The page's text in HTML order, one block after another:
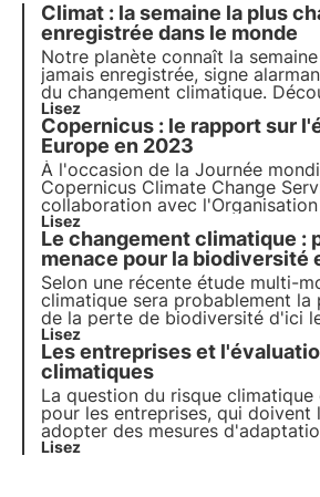
Climat : la semaine la plus
enregistrée dans le monde
Notre planète connaît la
jamais enregistrée, signe
du changement climatique.
les conséquences pour la
mesures nous devons prendre
face au changement climatique.
Lisez
Copernicus : le rapport sur
Europe en 2023
À l'occasion de la Journée
Copernicus Climate Change
collaboration avec
mondiale (OMM), a publié le
State of the Climate 2023
Découvrez les détails dans cet
Lisez
Le changement climatique :
menace pour la biodiversité
Selon une récente étude multi-
climatique sera probablement la
de la perte de biodiversité d'ici
siècle. En savoir plus sur les
biodiversité.
Lisez
Les entreprises et
climatiques
La question du risque
pour les entreprises, qui doivent
adopter des mesures
conséquence. Découvrez la
Lisez